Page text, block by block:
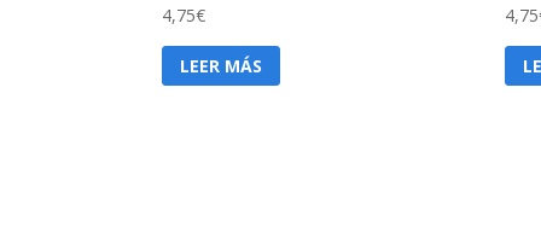
4,75€
LEER MÁS
4,75